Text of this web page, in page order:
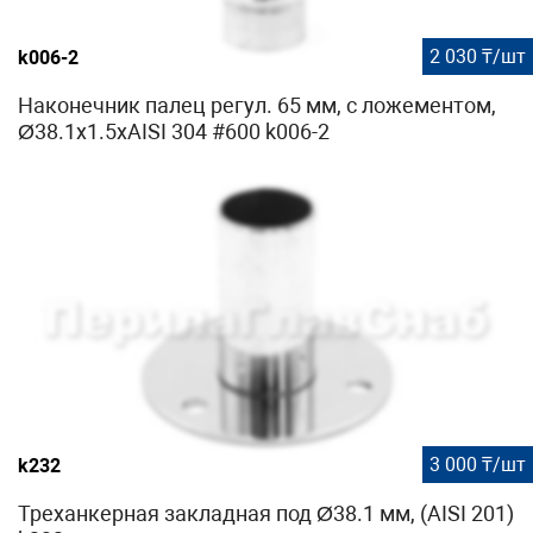
k006-2 2 030 ₸/шт
Наконечник палец регул. 65 мм, с ложементом,
Ø38.1х1.5хAISI 304 #600 k006-2
k232 3 000 ₸/шт
Треханкерная закладная под Ø38.1 мм, (AISI 201)